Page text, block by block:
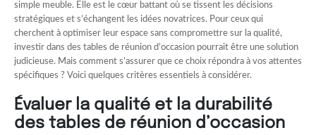
simple meuble. Elle est le cœur battant où se tissent les décisions
stratégiques et s’échangent les idées novatrices. Pour ceux qui
cherchent à optimiser leur espace sans compromettre sur la qualité,
investir dans des tables de réunion d’occasion pourrait être une solution
judicieuse. Mais comment s’assurer que ce choix répondra à vos attentes
spécifiques ? Voici quelques critères essentiels à considérer.
Évaluer la qualité et la durabilité
des tables de réunion d’occasion